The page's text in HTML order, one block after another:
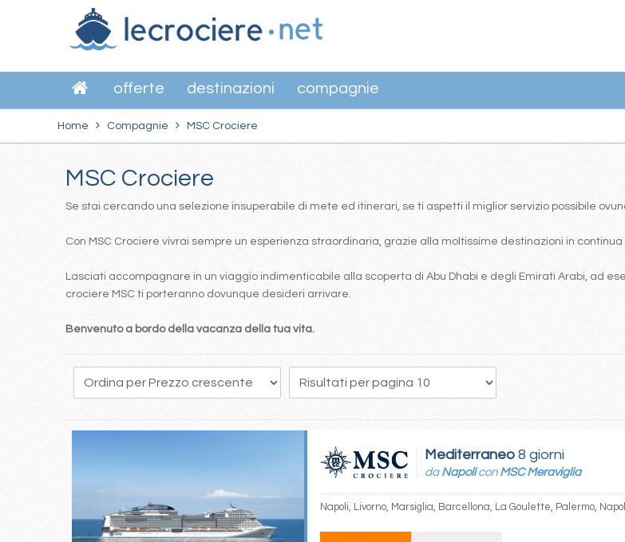
offerte destinazioni compagnie
Home Compagnie MSC Crociere
MSC Crociere
Se stai cercando una selezione insuperabile di mete ed itinerari, se ti aspetti il miglior servizio possibile
Con MSC Crociere vivrai sempre un esperienza straordinaria, grazie alla moltissime destinazioni in
Lasciati accompagnare in un viaggio indimenticabile alla scoperta di Abu Dhabi e degli Emirati Arabi, ad
crociere MSC ti porteranno dovunque desideri arrivare.
Benvenuto a bordo della vacanza della tua vita.
136 137 138 139 140 141 142 143 144 146
Mediterraneo 8 giorni
da Napolicon MSC Meraviglia
Napoli, Livorno, Marsiglia, Barcellona, La Goulette, Palermo,